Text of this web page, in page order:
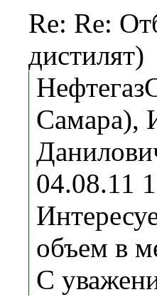
Re: Re:
дистилят)
Самара),
04.08.11
объем в
С